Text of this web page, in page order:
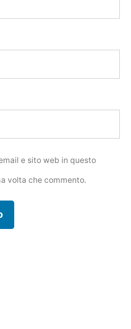
e sito web in questo
volta che commento.